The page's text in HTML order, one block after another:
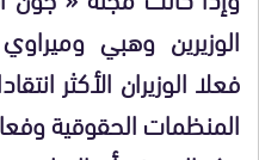
الوزيرين وهبي
فعلا الوزيران الأكثر
المنظمات الحقوقية